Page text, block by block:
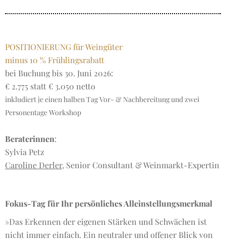
POSITIONIERUNG für Weingüter
minus 10 % Frühlingsrabatt
bei Buchung bis 30. Juni 2026:
€ 2.775 statt € 3.050 netto
inkludiert je einen halben Tag Vor- & Nachbereitung und zwei
Personentage Workshop
Beraterinnen:
Sylvia Petz
Caroline Derler, Senior Consultant & Weinmarkt-Expertin
Fokus-Tag für Ihr persönliches Alleinstellungsmerkmal
»Das Erkennen der eigenen Stärken und Schwächen ist
nicht immer einfach. Ein neutraler und offener Blick von